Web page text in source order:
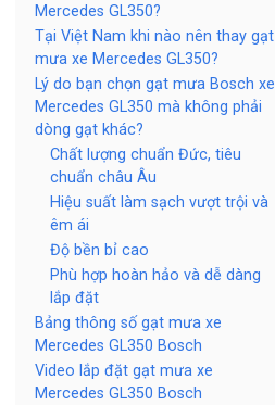
Mercedes GL350?
Tại Việt Nam khi nào nên thay gạt
mưa xe Mercedes GL350?
Lý do bạn chọn gạt mưa Bosch xe
Mercedes GL350 mà không phải
dòng gạt khác?
Chất lượng chuẩn Đức, tiêu
chuẩn châu Âu
Hiệu suất làm sạch vượt trội và
êm ái
Độ bền bỉ cao
Phù hợp hoàn hảo và dễ dàng
lắp đặt
Bảng thông số gạt mưa xe
Mercedes GL350 Bosch
Video lắp đặt gạt mưa xe
Mercedes GL350 Bosch